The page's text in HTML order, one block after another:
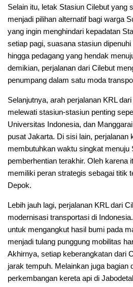
Selain itu, letak Stasiun Cilebut yang
menjadi pilihan alternatif bagi warga
yang ingin menghindari kepadatan
setiap pagi, suasana stasiun
hingga pedagang yang hendak
demikian, perjalanan dari Cilebut
penumpang dalam satu moda
Selanjutnya, arah perjalanan KRL
melewati stasiun-stasiun penting
Universitas Indonesia, dan
pusat Jakarta. Di sisi lain, perjalanan
membutuhkan waktu singkat menuju
pemberhentian terakhir. Oleh karena
memiliki peran strategis sebagai titik
Depok.
Lebih jauh lagi, perjalanan KRL dari
modernisasi transportasi di
untuk mengangkut hasil bumi pada
menjadi tulang punggung mobilitas
Akhirnya, setiap keberangkatan dari
jarak tempuh. Melainkan juga bagian
perkembangan kereta api di